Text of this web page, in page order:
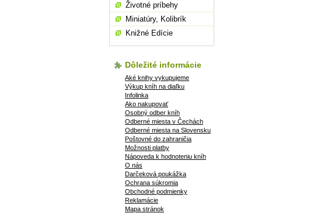
Životné príbehy
Miniatúry, Kolibrík
Knižné Edície
Dôležité informácie
Aké knihy vykupujeme
Výkup kníh na diaľku
Infolinka
Ako nakupovať
Osobný odber kníh
Odberné miesta v Čechách
Odberné miesta na Slovensku
Poštovné do zahraničia
Možnosti platby
Nápoveda k hodnoteniu kníh
O nás
Darčeková poukážka
Ochrana súkromia
Obchodné podmienky
Reklamácie
Mapa stránok